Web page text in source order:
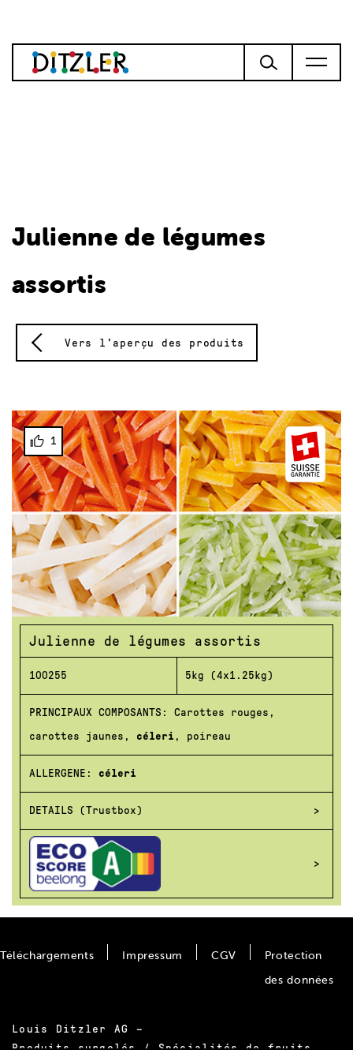
Julienne de légumes
assortis
Vers l'aperçu des produits
1
Julienne de légumes assortis
100255 5kg (4x1.25kg)
PRINCIPAUX COMPOSANTS: Carottes rouges,
carottes jaunes, céleri , poireau
ALLERGENE: céleri
DETAILS (Trustbox)
Louis Ditzler AG –
Produits surgelés / Spécialités de fruits
Téléchargements Impressum CGV
Protection
des données